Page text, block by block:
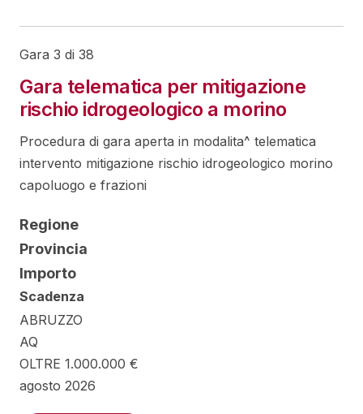
Gara 3 di 38
Gara telematica per mitigazione
rischio idrogeologico a morino
Procedura di gara aperta in modalita^ telematica
intervento mitigazione rischio idrogeologico morino
capoluogo e frazioni
Regione
Provincia
Importo
Scadenza
ABRUZZO
AQ
OLTRE 1.000.000 €
agosto 2026